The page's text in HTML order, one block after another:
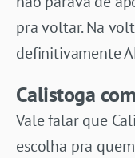
pra voltar. Na
definitivamente
Calistoga
Vale falar que
escolha pra